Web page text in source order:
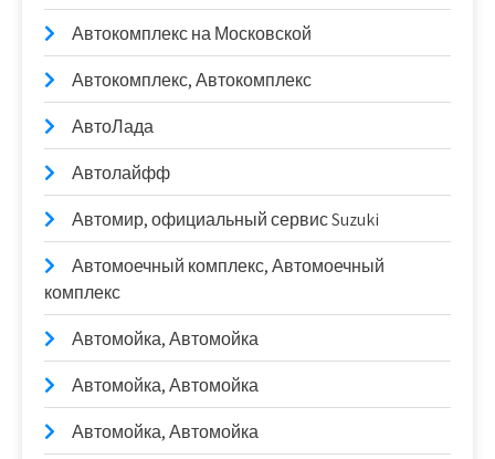
Автокомплекс на Московской
Автокомплекс, Автокомплекс
АвтоЛада
Автолайфф
Автомир, официальный сервис Suzuki
Автомоечный комплекс, Автомоечный
комплекс
Автомойка, Автомойка
Автомойка, Автомойка
Автомойка, Автомойка